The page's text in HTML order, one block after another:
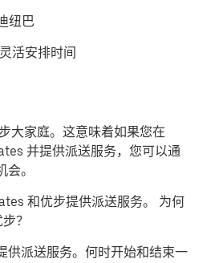
纽巴
活安排时间
大家庭。这意味着如果您在
并提供派送服务，您可以通
。
和优步提供派送服务。 为何
？
派送服务。 何时开始和结束一